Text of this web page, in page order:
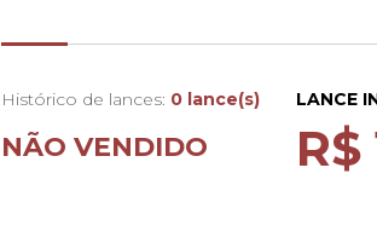
Histórico de lances: 0 lance(s)
NÃO VENDIDO
LANCE